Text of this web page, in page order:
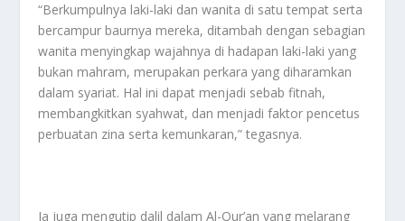
“Berkumpulnya laki-laki dan wanita di satu tempat serta
bercampur baurnya mereka, ditambah dengan sebagian
wanita menyingkap wajahnya di hadapan laki-laki yang
bukan mahram, merupakan perkara yang diharamkan
dalam syariat. Hal ini dapat menjadi sebab fitnah,
membangkitkan syahwat, dan menjadi faktor pencetus
perbuatan zina serta kemunkaran,” tegasnya.
Ia juga mengutip dalil dalam Al-Qur’an yang melarang